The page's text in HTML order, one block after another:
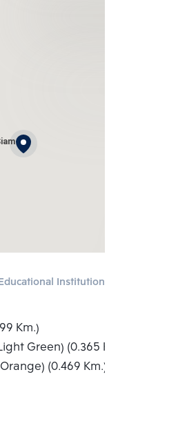
Institution
Km.)
Green) (0.365 Km.)
(0.469 Km.)